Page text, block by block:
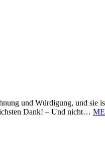
und Würdigung, und sie
Dank! – Und nicht…